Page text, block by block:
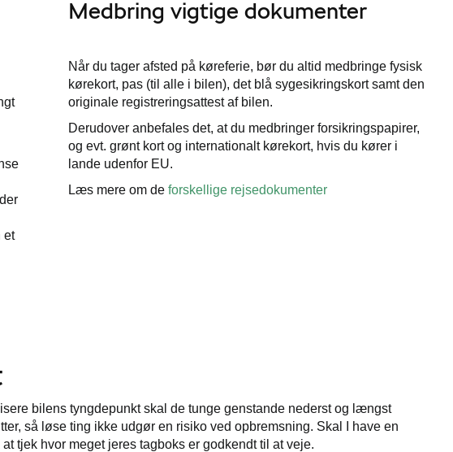
et
Medbring vigtige dokumenter
Når du tager afsted på køreferie, bør du altid medbringe fysisk
kørekort, pas (til alle i bilen), det blå sygesikringskort samt den
originale registreringsattest af bilen.
Derudover anbefales det, at du medbringer forsikringspapirer,
og evt. grønt kort og internationalt kørekort, hvis du kører i
lande udenfor EU.
Læs mere om de forskellige rejsedokumenter
bilens tyngdepunkt skal de tunge genstande nederst og længst
så løse ting ikke udgør en risiko ved opbremsning. Skal I have en
tjek hvor meget jeres tagboks er godkendt til at veje.